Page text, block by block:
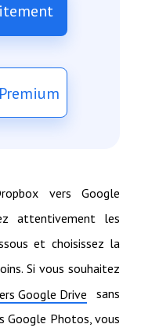
vers Google
attentivement les
et choisissez la
Si vous souhaitez
Google Drive sans
Google Photos, vous